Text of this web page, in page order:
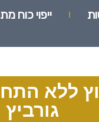
ייפוי כוח
ללא